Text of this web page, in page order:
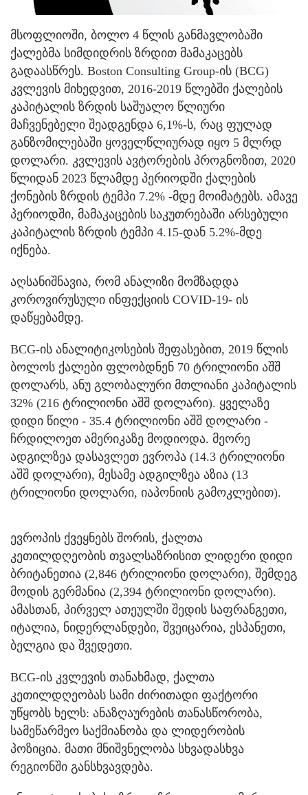
მსოფლიოში, ბოლო 4 წლის განმავლობაში
ქალებმა სიმდიდრის ზრდით მამაკაცებს
გადაასწრეს. Boston Consulting Group-ის (BCG)
კვლევის მიხედვით, 2016-2019 წლებში ქალების
კაპიტალის ზრდის საშუალო წლიური
მაჩვენებელი შეადგენდა 6,1%-ს, რაც ფულად
განზომილებაში ყოველწლიურად იყო 5 მლრდ
დოლარი. კვლევის ავტორების პროგნოზით, 2020
წლიდან 2023 წლამდე პერიოდში ქალების
ქონების ზრდის ტემპი 7.2% -მდე მოიმატებს. ამავე
პერიოდში, მამაკაცების საკუთრებაში არსებული
კაპიტალის ზრდის ტემპი 4.15-დან 5.2%-მდე
იქნება.
აღსანიშნავია, რომ ანალიზი მომზადდა
კოროვირუსული ინფექციის COVID-19- ის
დაწყებამდე.
BCG-ის ანალიტიკოსების შეფასებით, 2019 წლის
ბოლოს ქალები ფლობდნენ 70 ტრილიონი აშშ
დოლარს, ანუ გლობალური მთლიანი კაპიტალის
32% (216 ტრილიონი აშშ დოლარი). ყველაზე
დიდი წილი - 35.4 ტრილიონი აშშ დოლარი -
ჩრდილოეთ ამერიკაზე მოდიოდა. მეორე
ადგილზეა დასავლეთ ევროპა (14.3 ტრილიონი
აშშ დოლარი), მესამე ადგილზეა აზია (13
ტრილიონი დოლარი, იაპონიის გამოკლებით).
ევროპის ქვეყნებს შორის, ქალთა
კეთილდღეობის თვალსაზრისით ლიდერი დიდი
ბრიტანეთია (2,846 ტრილიონი დოლარი), შემდეგ
მოდის გერმანია (2,394 ტრილიონი დოლარი).
ამასთან, პირველ ათეულში შედის საფრანგეთი,
იტალია, ნიდერლანდები, შვეიცარია, ესპანეთი,
ბელგია და შვედეთი.
BCG-ის კვლევის თანახმად, ქალთა
კეთილდღეობას სამი ძირითადი ფაქტორი
უწყობს ხელს: ანაზღაურების თანასწორობა,
სამეწარმეო საქმიანობა და ლიდერობის
პოზიცია. მათი მნიშვნელობა სხვადასხვა
რეგიონში განსხვავდება.